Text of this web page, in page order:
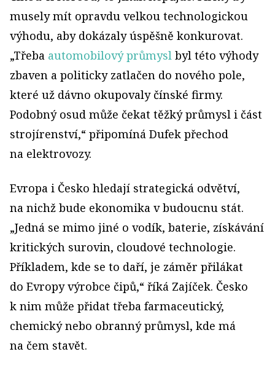
musely mít opravdu velkou technologickou
výhodu, aby dokázaly úspěšně konkurovat.
„Třeba automobilový průmysl byl této výhody
zbaven a politicky zatlačen do nového pole,
které už dávno okupovaly čínské firmy.
Podobný osud může čekat těžký průmysl i část
strojírenství,“ připomíná Dufek přechod
na elektrovozy.
Evropa i Česko hledají strategická odvětví,
na nichž bude ekonomika v budoucnu stát.
„Jedná se mimo jiné o vodík, baterie, získávání
kritických surovin, cloudové technologie.
Příkladem, kde se to daří, je záměr přilákat
do Evropy výrobce čipů,“ říká Zajíček. Česko
k nim může přidat třeba farmaceutický,
chemický nebo obranný průmysl, kde má
na čem stavět.